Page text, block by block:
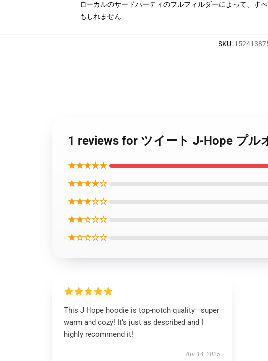
ローカルのサードパーティのフルフィルダーによって、す
もしれません
SKU:
1 reviews for ツイート J-Hope プル
★★★★★
★★★★☆
★★★☆☆
★★☆☆☆
★☆☆☆☆
This J Hope hoodie is top-notch quality—super
warm and cozy! It’s just as described and I
highly recommend it!
Apr 14, 2025